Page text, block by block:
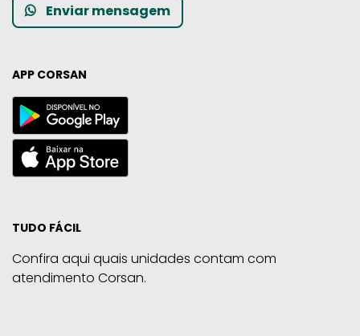
Enviar mensagem
APP CORSAN
TUDO FÁCIL
Confira aqui quais unidades contam com
atendimento Corsan.